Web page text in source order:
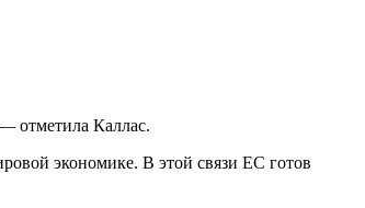
отметила Каллас.
экономике. В этой связи ЕС готов